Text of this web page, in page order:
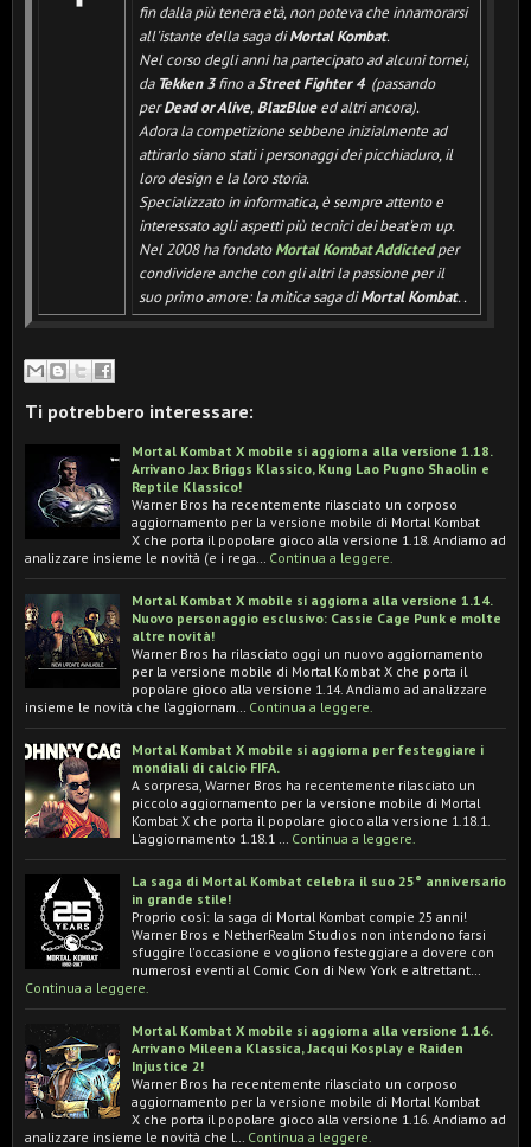
fin dalla più tenera età, non poteva che innamorarsi
all'istante della saga diMortal Kombat.
Nel corso degli anni ha partecipato ad alcuni tornei,
da Tekken 3fino aStreet Fighter 4(passando
perDead or Alive, BlazBlueed altri ancora).
Adora la competizione sebbene inizialmente ad
attirarlo siano stati i personaggi dei picchiaduro, il
loro design e la loro storia.
Specializzato in informatica, è sempre attento e
interessato agli aspetti più tecnici dei beat'em up.
Nel 2008 ha fondatoMortal Kombat Addictedper
condividere anche con gli altri la passione per il
suo primo amore: la mitica saga diMortal Kombat..
Ti potrebbero interessare:
Mortal Kombat X mobile si aggiorna alla versione 1.18.
Arrivano Jax Briggs Klassico, Kung Lao Pugno Shaolin e
Reptile Klassico!
Warner Bros ha recentemente rilasciato un corposo
aggiornamento per la versione mobile di Mortal Kombat
X che porta il popolare gioco alla versione 1.18. Andiamo ad
analizzare insieme le novità (e i rega… Continua a leggere.
Mortal Kombat X mobile si aggiorna alla versione 1.14.
Nuovo personaggio esclusivo: Cassie Cage Punk e molte
altre novità!
Warner Bros ha rilasciato oggi un nuovo aggiornamento
per la versione mobile di Mortal Kombat X che porta il
popolare gioco alla versione 1.14. Andiamo ad analizzare
insieme le novità che l'aggiornam… Continua a leggere.
Mortal Kombat X mobile si aggiorna per festeggiare i
mondiali di calcio FIFA.
A sorpresa, Warner Bros ha recentemente rilasciato un
piccolo aggiornamento per la versione mobile di Mortal
Kombat X che porta il popolare gioco alla versione 1.18.1.
L'aggiornamento 1.18.1 … Continua a leggere.
La saga di Mortal Kombat celebra il suo 25° anniversario
in grande stile!
Proprio così: la saga di Mortal Kombat compie 25 anni!
Warner Bros e NetherRealm Studios non intendono farsi
sfuggire l'occasione e vogliono festeggiare a dovere con
numerosi eventi al Comic Con di New York e altrettant…
Continua a leggere.
Mortal Kombat X mobile si aggiorna alla versione 1.16.
Arrivano Mileena Klassica, Jacqui Kosplay e Raiden
Injustice 2!
Warner Bros ha recentemente rilasciato un corposo
aggiornamento per la versione mobile di Mortal Kombat
X che porta il popolare gioco alla versione 1.16. Andiamo ad
analizzare insieme le novità che l… Continua a leggere.